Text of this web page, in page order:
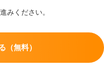
みください。